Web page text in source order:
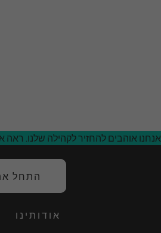
אנחנו אוהבים להחזיר לקהילה שלנו. ראה
התחל
אודותינו